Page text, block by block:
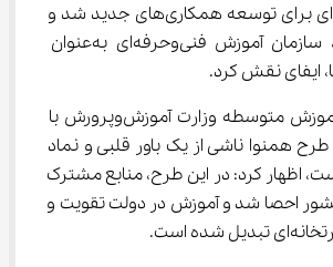
طرح همنوا بهانه‌ای برای توسعه همکاری‌های جدید شد و
برای نخستین‌بار، سازمان آموزش فنی‌وحرفه‌ای به‌عنوان
در ادامه معاون آموزش متوسطه وزارت آموزش‌وپرورش با
اجرای طرح همنوا ناشی از یک باور قلبی و نماد
اظهار کرد: در این طرح، منابع مشترک
احصا شد و آموزش در دولت تقویت و
شده است.